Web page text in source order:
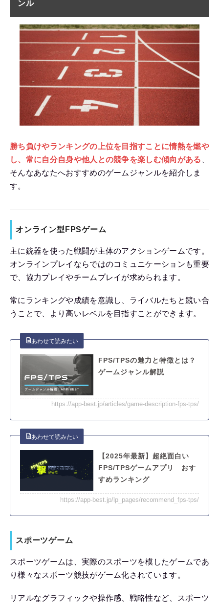
ンル
勝ち負けやランキングの上位を目指すことに情熱を燃や
し、常に自分自身や他人との競争を楽しむ傾向がある
そんなあなたへおすすめのゲームジャンルを紹介しま
す。
オンライン型FPSゲーム
主に銃器を使った戦闘が主体のアクションゲームです。
オンラインプレイならではのコミュニケーションも重要
で、協力プレイやチームプレイが求められます。
常にランキングや成績を意識し、ライバルたちと競い合
うことで、より高いレベルを目指すことができます。
FPS/TPSの魅力と特徴とは？
ゲームジャンル解説
https://app-best.jp/articles/game-description-fps-tps/
【2025年最新】超絶面白い
FPS/TPSゲームアプリ おす
すめランキング
https://app-best.jp/lp_pages/recommend_fps-tps/
スポーツゲーム
スポーツゲームは、実際のスポーツを模したゲームであ
り様々なスポーツ競技がゲーム化されています。
リアルなグラフィックや操作感、戦略性など、スポーツ